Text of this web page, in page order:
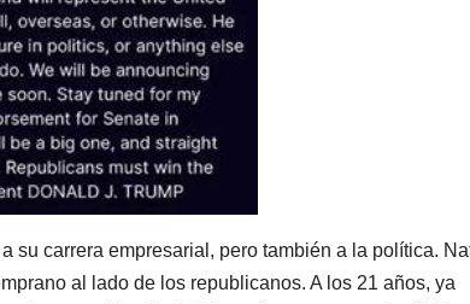
su carrera empresarial, pero también a la política.
al lado de los republicanos. A los 21 años, ya